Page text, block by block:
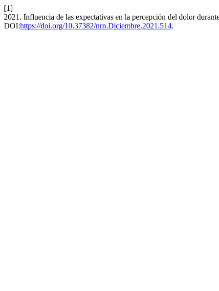
[1]
2021. Influencia de las expectativas en la percepción del dolor
DOI:https://doi.org/10.37382/nrn.Diciembre.2021.514.